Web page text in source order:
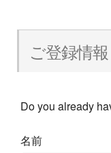
ご登録情報
Do you already
名前